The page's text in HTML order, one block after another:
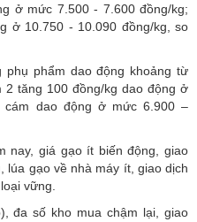
ở mức 7.500 - 7.600 đồng/kg;
ở 10.750 - 10.090 đồng/kg, so
phẩm dao động khoảng từ
2 tăng 100 đồng/kg dao động ở
cám dao động ở mức 6.900 –
nay, giá gạo ít biến động, giao
lúa gạo về nhà máy ít, giao dịch
vững.
đa số kho mua chậm lại, giao